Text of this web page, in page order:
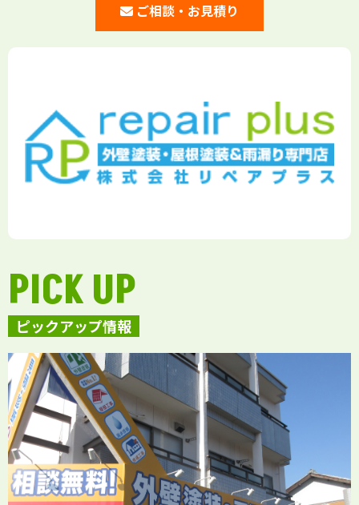
ご相談・お見積り
ピックアップ情報
PICK UP